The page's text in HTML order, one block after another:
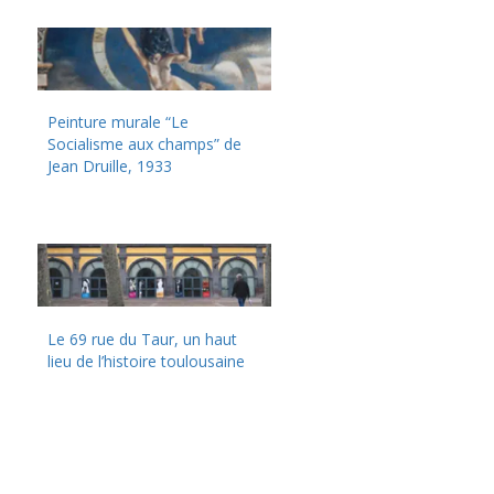
Peinture murale “Le
Socialisme aux champs” de
Jean Druille, 1933
Le 69 rue du Taur, un haut
lieu de l’histoire toulousaine